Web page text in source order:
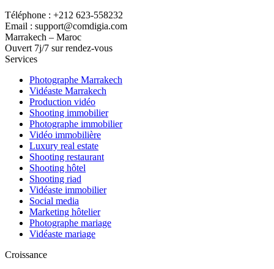
Téléphone : +212 623-558232
Email : support@comdigia.com
Marrakech – Maroc
Ouvert 7j/7 sur rendez-vous
Services
Photographe Marrakech
Vidéaste Marrakech
Production vidéo
Shooting immobilier
Photographe immobilier
Vidéo immobilière
Luxury real estate
Shooting restaurant
Shooting hôtel
Shooting riad
Vidéaste immobilier
Social media
Marketing hôtelier
Photographe mariage
Vidéaste mariage
Croissance